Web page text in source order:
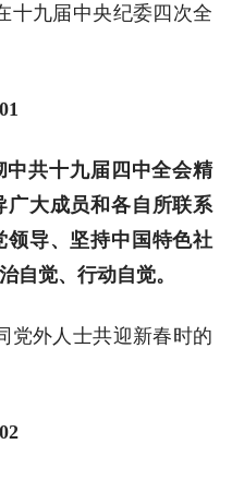
十九届中央纪委四次全
共十九届四中全会精
广大成员和各自所联系
领导、坚持中国特色社
自觉、行动自觉。
党外人士共迎新春时的